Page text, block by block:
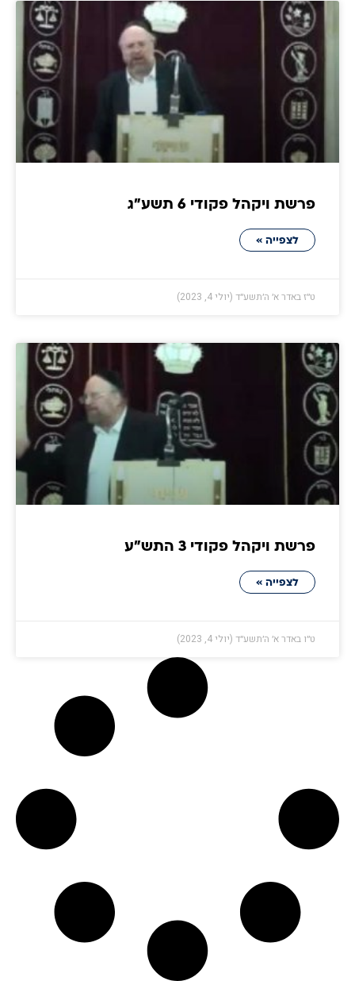
פרשת ויקהל פקודי 6 תשע״ג
לצפייה »
ט״ז באדר א׳ ה׳תשע״ד (יולי 4, 2023)
פרשת ויקהל פקודי 3 התש״ע
לצפייה »
ט״ו באדר א׳ ה׳תשע״ד (יולי 4, 2023)